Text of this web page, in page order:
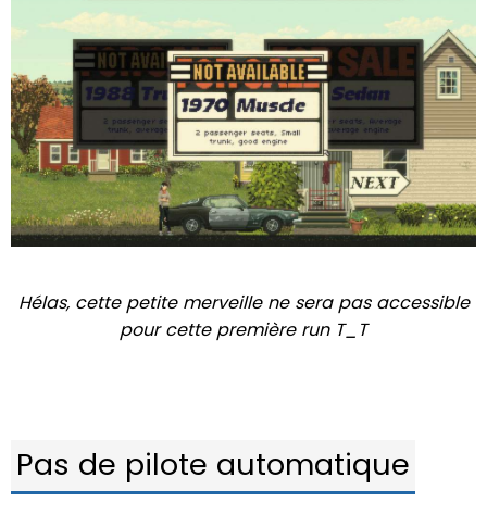
Hélas, cette petite merveille ne sera pas accessible
pour cette première run T_T
Pas de pilote automatique